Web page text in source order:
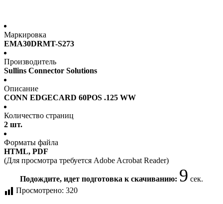
Маркировка
EMA30DRMT-S273
Производитель
Sullins Connector Solutions
Описание
CONN EDGECARD 60POS .125 WW
Количество страниц
2 шт.
Форматы файла
HTML, PDF
(Для просмотра требуется Adobe Acrobat Reader)
Подождите, идет подготовка к скачиванию: 9 сек.
Просмотрено: 320